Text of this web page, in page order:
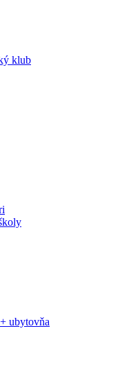
klub
ubytovňa